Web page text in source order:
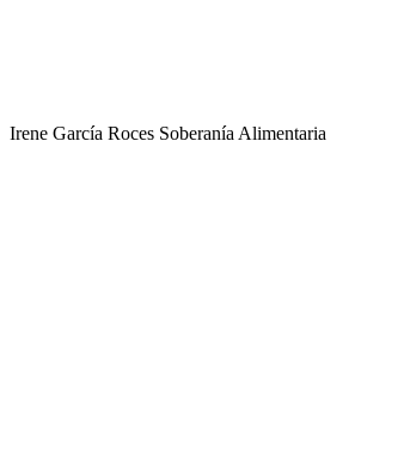
Irene García Roces Soberanía Alimentaria